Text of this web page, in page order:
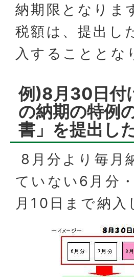
納期限となりま
税額は、提出し
入することとな
例)8月30日付
の納期の特例
書」を提出し
8月分より毎月
ていない6月分
月10日まで納